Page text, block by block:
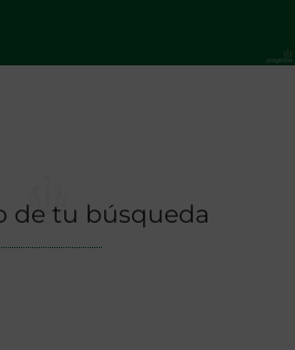
de tu búsqueda